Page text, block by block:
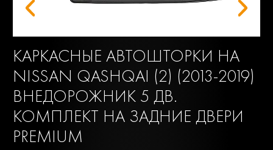
КАРКАСНЫЕ АВТОШТОРКИ НА
NISSAN QASHQAI (2) (2013-2019)
ВНЕДОРОЖНИК 5 ДВ.
КОМПЛЕКТ НА ЗАДНИЕ ДВЕРИ
PREMIUM